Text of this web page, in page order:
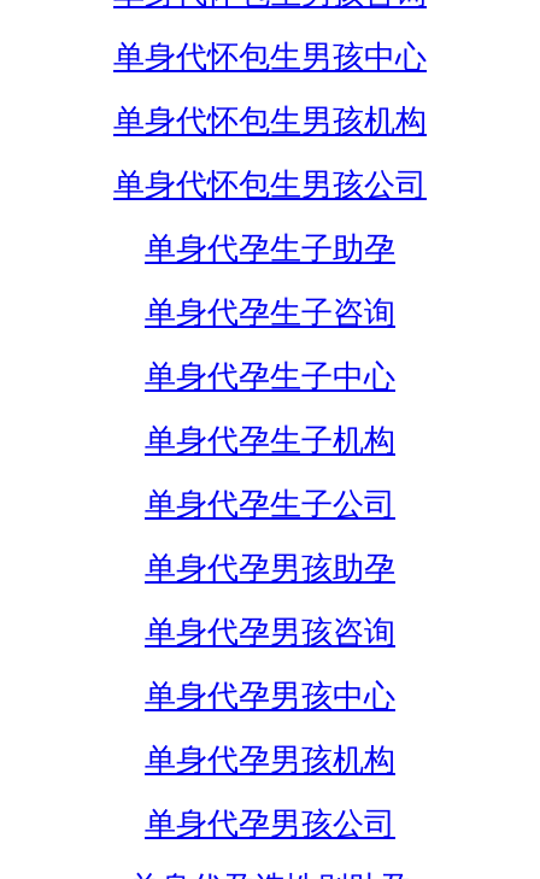
单身代怀包生男孩中心
单身代怀包生男孩机构
单身代怀包生男孩公司
单身代孕生子助孕
单身代孕生子咨询
单身代孕生子中心
单身代孕生子机构
单身代孕生子公司
单身代孕男孩助孕
单身代孕男孩咨询
单身代孕男孩中心
单身代孕男孩机构
单身代孕男孩公司